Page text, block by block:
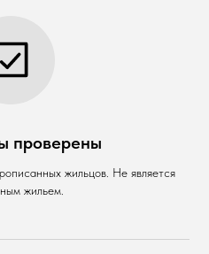
проверены
жильцов. Не является
жильем.